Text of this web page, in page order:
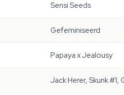
Sensi Seeds
Gefeminiseerd
Papaya x Jealousy
Jack Herer, Skunk